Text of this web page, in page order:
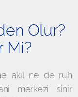
Olur?
Mi?
akıl ne de ruh
merkezi sinir